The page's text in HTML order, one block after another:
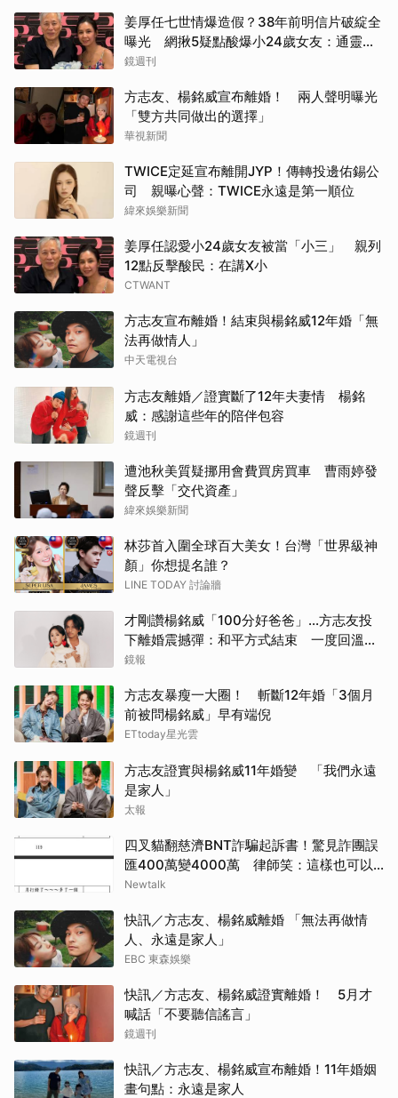
姜厚任七世情爆造假？38年前明信片破綻全
曝光 網揪5疑點酸爆小24歲女友：通靈還
是時空旅人
鏡週刊
方志友、楊銘威宣布離婚！ 兩人聲明曝光
「雙方共同做出的選擇」
華視新聞
TWICE定延宣布離開JYP！傳轉投邊佑錫公
司 親曝心聲：TWICE永遠是第一順位
緯來娛樂新聞
姜厚任認愛小24歲女友被當「小三」 親列
12點反擊酸民：在講X小
CTWANT
方志友宣布離婚！結束與楊銘威12年婚「無
法再做情人」
中天電視台
方志友離婚／證實斷了12年夫妻情 楊銘
威：感謝這些年的陪伴包容
鏡週刊
遭池秋美質疑挪用會費買房買車 曹雨婷發
聲反擊「交代資產」
緯來娛樂新聞
林莎首入圍全球百大美女！台灣「世界級神
顏」你想提名誰？
LINE TODAY 討論牆
才剛讚楊銘威「100分好爸爸」...方志友投
下離婚震撼彈：和平方式結束 一度回溫同
框聚會仍告吹
鏡報
方志友暴瘦一大圈！ 斬斷12年婚「3個月
前被問楊銘威」早有端倪
ETtoday星光雲
方志友證實與楊銘威11年婚變 「我們永遠
是家人」
太報
四叉貓翻慈濟BNT詐騙起訴書！驚見詐團誤
匯400萬變4000萬 律師笑：這樣也可以
不小心
Newtalk
快訊／方志友、楊銘威離婚 「無法再做情
人、永遠是家人」
EBC 東森娛樂
快訊／方志友、楊銘威證實離婚！ 5月才
喊話「不要聽信謠言」
鏡週刊
快訊／方志友、楊銘威宣布離婚！11年婚姻
畫句點：永遠是家人